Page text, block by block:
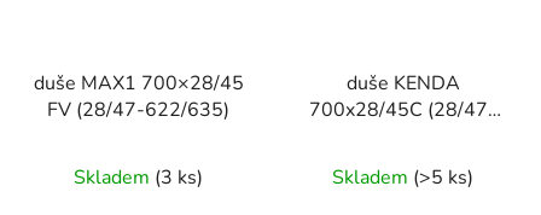
duše MAX1 700×28/45
FV (28/47-622/635)
Skladem (3 ks)
duše KENDA
700x28/45C (28/47-
Skladem (>5 ks)